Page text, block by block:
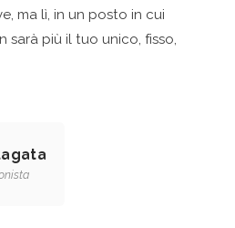
ma lì, in un posto in cui
sarà più il tuo unico, fisso,